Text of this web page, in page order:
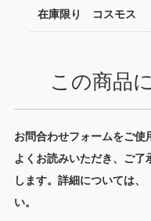
在庫限り コスモス
この商品
お問合わせフォームをご使
よくお読みいただき、ご
します。詳細については、
い。